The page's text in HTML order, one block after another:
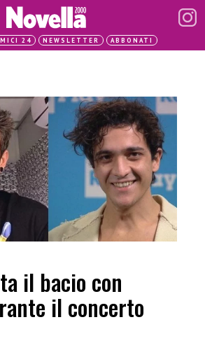
24 NEWSLETTER ABBONATI
il bacio con
il concerto